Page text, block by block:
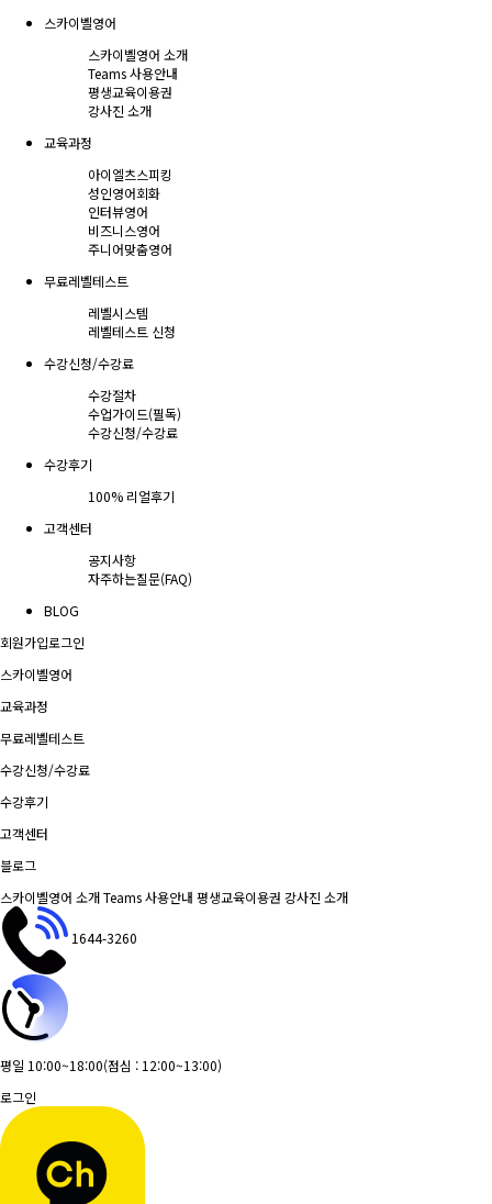
스카이벨영어
스카이벨영어 소개
Teams 사용안내
평생교육이용권
강사진 소개
교육과정
아이엘츠스피킹
성인영어회화
인터뷰영어
비즈니스영어
주니어맞춤영어
무료레벨테스트
레벨시스템
레벨테스트 신청
수강신청/수강료
수강절차
수업가이드(필독)
수강신청/수강료
수강후기
100% 리얼후기
고객센터
공지사항
자주하는질문(FAQ)
BLOG
회원가입로그인
스카이벨영어
교육과정
무료레벨테스트
수강신청/수강료
수강후기
고객센터
블로그
스카이벨영어 소개Teams 사용안내 평생교육이용권 강사진 소개
1644-3260
평일 10:00~18:00(점심 : 12:00~13:00)
로그인